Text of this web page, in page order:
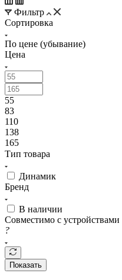
Фильтр
Сортировка
По цене (убывание)
Цена
55
83
110
138
165
Тип товара
Динамик
Бренд
В наличии
Совместимо с устройствами
?
Показать